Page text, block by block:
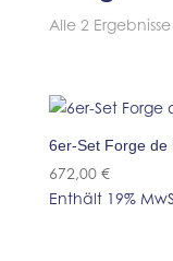
Alle 2
6er-Set Forge de
672,00 €
Enthält 19%